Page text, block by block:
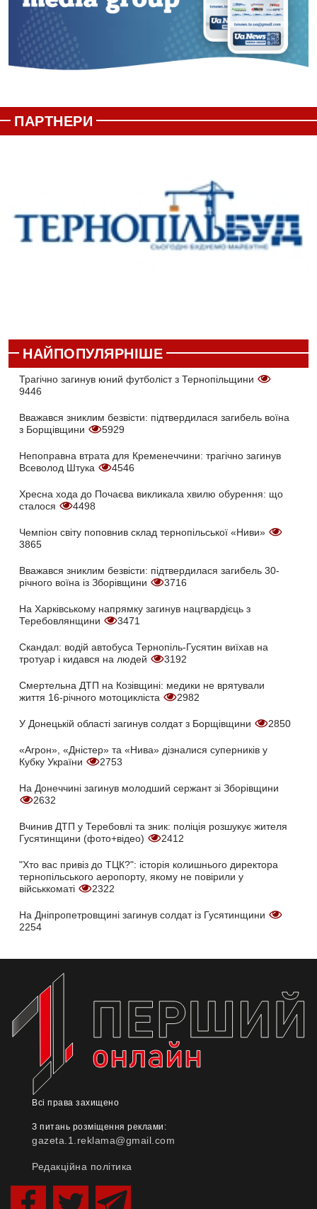
ПАРТНЕРИ
НАЙПОПУЛЯРНІШЕ
Трагічно загинув юний футболіст з Тернопільщини
9446
Вважався зниклим безвісти: підтвердилася загибель воїна
з Борщівщини
5929
Непоправна втрата для Кременеччини: трагічно загинув
Всеволод Штука
4546
Хресна хода до Почаєва викликала хвилю обурення: що
сталося
4498
Чемпіон світу поповнив склад тернопільської «Ниви»
3865
Вважався зниклим безвісти: підтвердилася загибель 30-
річного воїна із Зборівщини
3716
На Харківському напрямку загинув нацгвардієць з
Теребовлянщини
3471
Скандал: водій автобуса Тернопіль-Гусятин виїхав на
тротуар і кидався на людей
3192
Смертельна ДТП на Козівщині: медики не врятували
життя 16-річного мотоцикліста
2982
У Донецькій області загинув солдат з Борщівщини 2850
«Агрон», «Дністер» та «Нива» дізналися суперників у
Кубку України
2753
На Донеччині загинув молодший сержант зі Зборівщини
2632
Вчинив ДТП у Теребовлі та зник: поліція розшукує жителя
Гусятинщини (фото+відео)
2412
"Хто вас привіз до ТЦК?": історія колишнього директора
тернопільського аеропорту, якому не повірили у
військкоматі
2322
На Дніпропетровщині загинув солдат із Гусятинщини
2254
Всі права захищено
З питань розміщення реклами:
gazeta.1.reklama@gmail.com
Редакційна політика